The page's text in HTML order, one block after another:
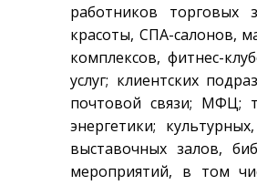
работников торговых
красоты, СПА-салонов,
комплексов, фитнес-
услуг; клиентских
почтовой связи; МФЦ;
энергетики;
выставочных залов,
мероприятий, в том